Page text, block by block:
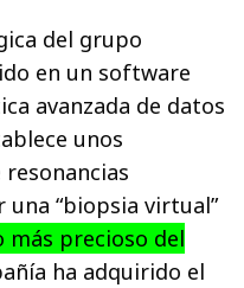
del grupo
en un software
avanzada de datos
unos
“biopsia virtual”
más precioso del
ha adquirido el